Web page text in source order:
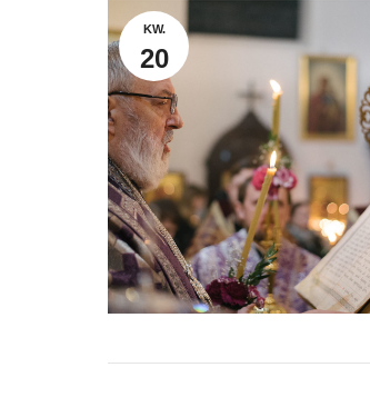
KW.
20